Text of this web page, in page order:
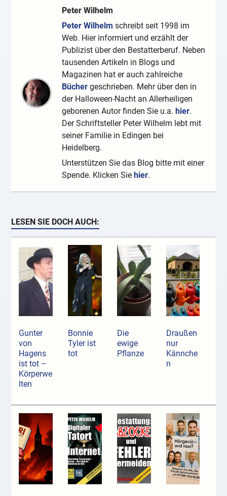
Peter Wilhelm
Peter Wilhelm schreibt seit 1998 im
Web. Hier informiert und erzählt der
Publizist über den Bestatterberuf. Neben
tausenden Artikeln in Blogs und
Magazinen hat er auch zahlreiche
Bücher geschrieben. Mehr über den in
der Halloween-Nacht an Allerheiligen
geborenen Autor finden Sie u.a. hier.
Der Schriftsteller Peter Wilhelm lebt mit
seiner Familie in Edingen bei
Heidelberg.
Unterstützen Sie das Blog bitte mit einer
Spende. Klicken Sie hier.
LESEN SIE DOCH AUCH:
Gunter
von
Hagens
ist tot –
Körperwe
lten
Bonnie
Tyler ist
tot
Die
ewige
Pflanze
Draußen
nur
Kännche
n